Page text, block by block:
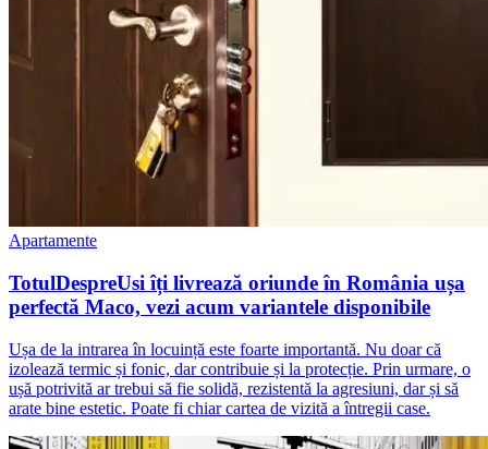
Apartamente
TotulDespreUsi îți livrează oriunde în România ușa
perfectă Maco, vezi acum variantele disponibile
Ușa de la intrarea în locuință este foarte importantă. Nu doar că
izolează termic și fonic, dar contribuie și la protecție. Prin urmare, o
ușă potrivită ar trebui să fie solidă, rezistentă la agresiuni, dar și să
arate bine estetic. Poate fi chiar cartea de vizită a întregii case.